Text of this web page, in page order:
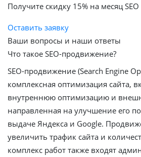
Получите скидку 15% на месяц
Оставить заявку
Ваши вопросы и наши ответы
Что такое SEO-продвижение?
SEO-продвижение (Search Engine
комплексная оптимизация сайта,
внутреннюю оптимизацию и
направленная на улучшение его
выдаче Яндекса и Google.
увеличить трафик сайта и
комплекс работ также входят